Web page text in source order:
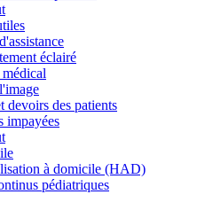
éclairé
devoirs des patients
impayées
à domicile (HAD)
pédiatriques